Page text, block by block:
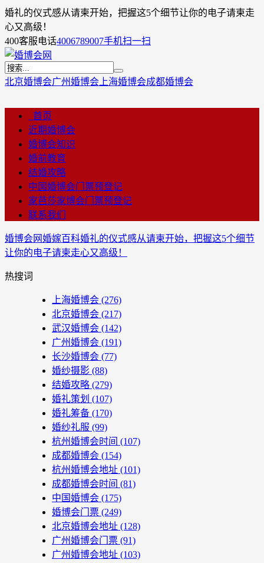
婚礼的仪式感从请柬开始，把握这5个细节让你的电子请柬走
心又高级！
400客服电话4006789007手机扫一扫
北京婚博会广州婚博会 上海婚博会成都婚博会
首页
近期婚博会
婚博会知识
婚前教育
结婚攻略
中国婚博会门票预登记
家芭莎家博会门票预登记
联系我们
婚博会网婚嫁百科婚礼的仪式感从请柬开始，把握这5个细节
让你的电子请柬走心又高级！
热搜词
上海婚博会 (276)
北京婚博会 (217)
武汉婚博会 (142)
广州婚博会 (191)
长沙婚博会 (77)
婚纱摄影 (88)
结婚攻略 (279)
婚礼策划 (107)
婚礼筹备 (170)
婚纱礼服 (99)
杭州婚博会时间 (107)
成都婚博会 (154)
杭州婚博会地址 (101)
成都婚博会时间 (81)
中国婚博会 (175)
婚博会门票 (249)
北京婚博会地址 (128)
广州婚博会门票 (91)
广州婚博会地址 (103)